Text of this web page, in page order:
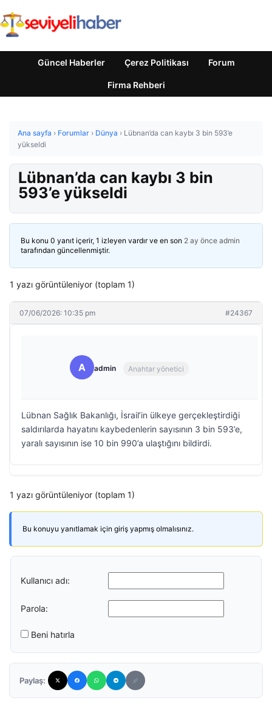
Güncel Haberler Çerez Politikası Forum
Firma Rehberi
Ana sayfa › Forumlar › Dünya › Lübnan’da can kaybı 3 bin 593’e
yükseldi
Lübnan’da can kaybı 3 bin
593’e yükseldi
Bu konu 0 yanıt içerir, 1 izleyen vardır ve en son 2 ay önce admin
tarafından güncellenmiştir.
1 yazı görüntüleniyor (toplam 1)
07/06/2026: 10:35 pm #24367
A admin Anahtar yönetici
Lübnan Sağlık Bakanlığı, İsrail’in ülkeye gerçekleştirdiği
saldırılarda hayatını kaybedenlerin sayısının 3 bin 593’e,
yaralı sayısının ise 10 bin 990’a ulaştığını bildirdi.
1 yazı görüntüleniyor (toplam 1)
Bu konuyu yanıtlamak için giriş yapmış olmalısınız.
Kullanıcı adı:
Parola:
Beni hatırla
Paylaş: